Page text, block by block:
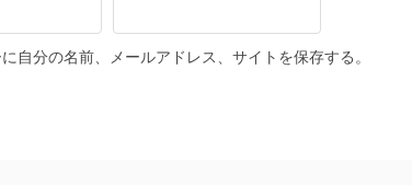
自分の名前、メールアドレス、サイトを保存する。